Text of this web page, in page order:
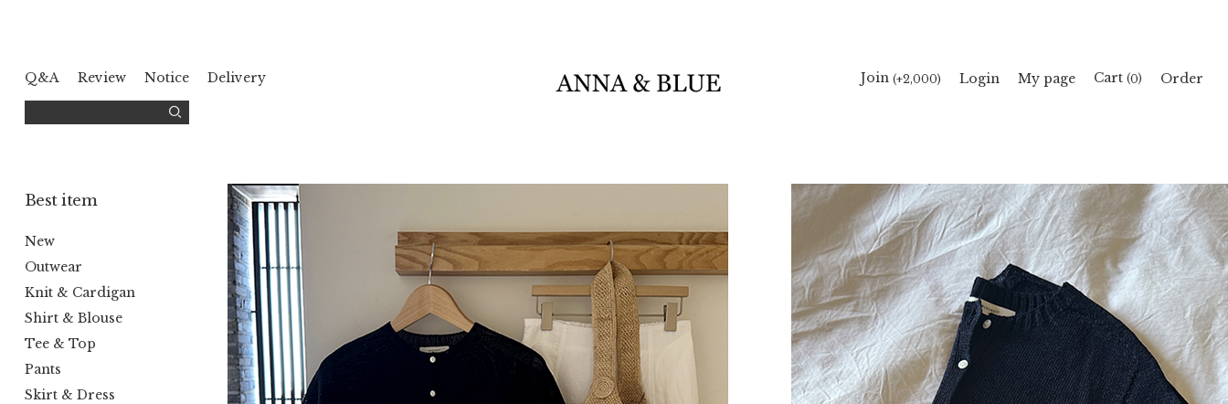
Q&A Review Notice Delivery Join(+2,000) Login My page Cart(0) Order
Best item
New
Outwear
Knit & Cardigan
Shirt & Blouse
Tee & Top
Pants
Skirt & Dress